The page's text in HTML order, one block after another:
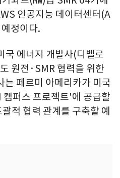
인공지능 데이터센터(A
정이다.
국 에너지 개발사(디벨로
원전·SMR 협력을 위한
는 페르미 아메리카가 미국
퍼스 프로젝트'에 공급할
적 협력 관계를 구축할 예